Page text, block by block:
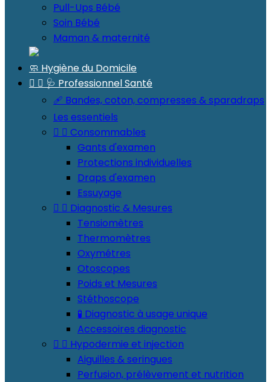
Pull-Ups Bébé
Soin Bébé
Maman & maternité
🧼 Hygiène du Domicile
  🩺 Professionnel Santé
🩹 Bandes, coton, compresses & sparadraps
Les essentiels
  Consommables
Gants d'examen
Protections individuelles
Draps d'examen
Essuyage
  Diagnostic & Mesures
Tensiomètres
Thermomètres
Oxymétres
Otoscopes
Poids et Mesures
Stéthoscope
🧪 Diagnostic à usage unique
Accessoires diagnostic
  Hypodermie et injection
Aiguilles & seringues
Perfusion, prélèvement et nutrition